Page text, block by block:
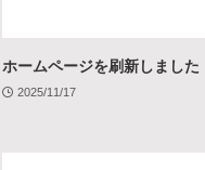
ホームページを刷新しました
2025/11/17